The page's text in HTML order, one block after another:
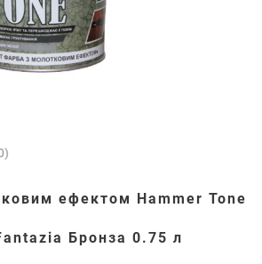
ефектом Hammer Tone
Бронза 0.75 л